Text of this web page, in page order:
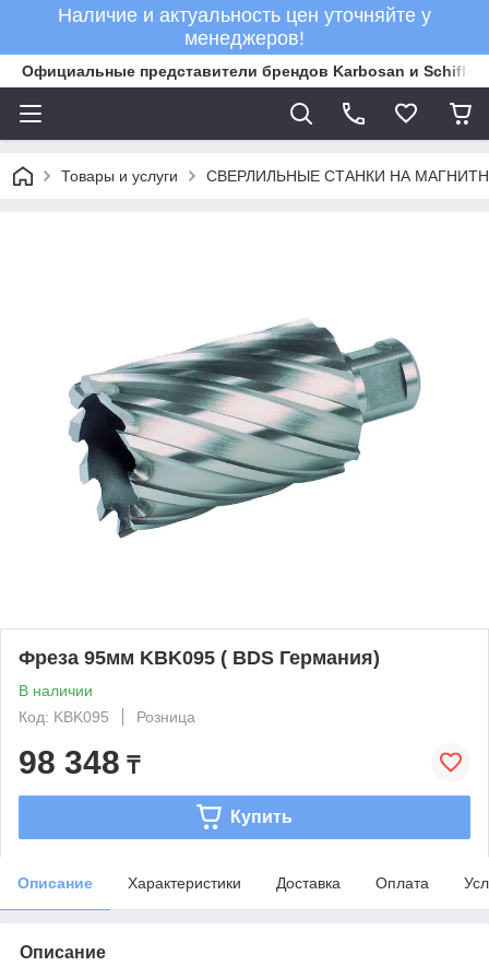
Наличие и актуальность цен уточняйте у
менеджеров!
Официальные представители брендов Karbosan и Schifler
Товары и услуги СВЕРЛИЛЬНЫЕ СТАНКИ НА
Фреза 95мм KBK095 ( BDS Германия)
В наличии
Код: KBK095
Розница
98 348 ₸
Купить
Описание Характеристики Доставка Оплата
Описание